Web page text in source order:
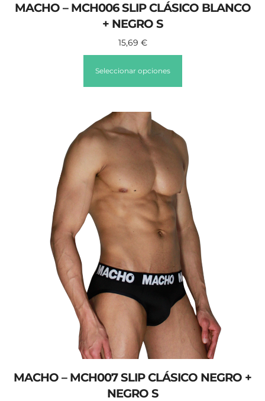
MACHO – MCH006 SLIP CLÁSICO BLANCO
+ NEGRO S
15,69 €
Seleccionar opciones
MACHO – MCH007 SLIP CLÁSICO NEGRO +
NEGRO S